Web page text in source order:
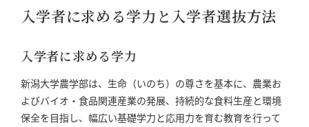
入学者に求める学力と入学者選抜方法
入学者に求める学力
新潟大学農学部は、生命（いのち）の尊さを基本に、農業お
よびバイオ・食品関連産業の発展、持続的な食料生産と環境
保全を目指し、幅広い基礎学力と応用力を育む教育を行って